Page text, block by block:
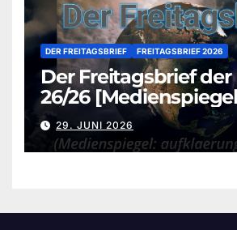
DER FREITAGSBRIEF FREITAGSBRIEF 2026
Der Freitagsbrief der
26/26
aufklaerung-heute.de]
29. JUNI 2026